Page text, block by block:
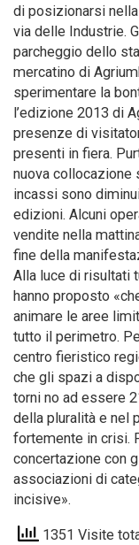
di posizionarsi
via delle Industrie.
parcheggio dello
mercatino di
sperimentare la
l’edizione 2013 di
presenze di
presenti in fiera.
nuova collocazione
incassi sono
edizioni. Alcuni
vendite nella
fine della
Alla luce di risultati
hanno proposto
animare le aree
tutto il perimetro.
centro fieristico
che gli spazi a
torni no ad essere
della pluralità e nel
fortemente in crisi.
concertazione con
associazioni di
incisive».
1351 Visite